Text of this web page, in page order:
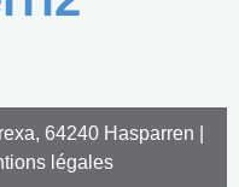
64240 Hasparren |
légales